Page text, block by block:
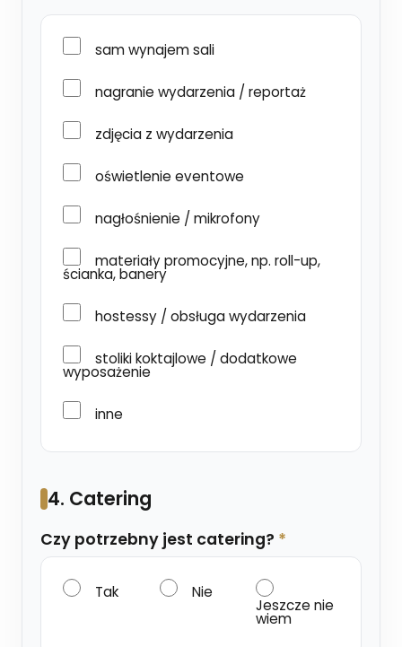
sam wynajem sali
nagranie wydarzenia / reportaż
zdjęcia z wydarzenia
oświetlenie eventowe
nagłośnienie / mikrofony
materiały promocyjne, np. roll-up,
ścianka, banery
hostessy / obsługa wydarzenia
stoliki koktajlowe / dodatkowe
wyposażenie
inne
4. Catering
Czy potrzebny jest catering? *
Tak Nie
Jeszcze nie
wiem